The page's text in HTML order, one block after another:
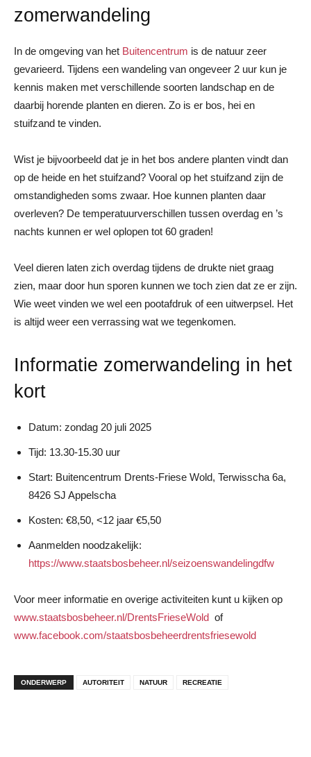
zomerwandeling
In de omgeving van het Buitencentrum is de natuur zeer
gevarieerd. Tijdens een wandeling van ongeveer 2 uur kun je
kennis maken met verschillende soorten landschap en de
daarbij horende planten en dieren. Zo is er bos, hei en
stuifzand te vinden.
Wist je bijvoorbeeld dat je in het bos andere planten vindt dan
op de heide en het stuifzand? Vooral op het stuifzand zijn de
omstandigheden soms zwaar. Hoe kunnen planten daar
overleven? De temperatuurverschillen tussen overdag en ’s
nachts kunnen er wel oplopen tot 60 graden!
Veel dieren laten zich overdag tijdens de drukte niet graag
zien, maar door hun sporen kunnen we toch zien dat ze er zijn.
Wie weet vinden we wel een pootafdruk of een uitwerpsel. Het
is altijd weer een verrassing wat we tegenkomen.
Informatie zomerwandeling in het
kort
Datum: zondag 20 juli 2025
Tijd: 13.30-15.30 uur
Start: Buitencentrum Drents-Friese Wold, Terwisscha 6a,
8426 SJ Appelscha
Kosten: €8,50, <12 jaar €5,50
Aanmelden noodzakelijk:
https://www.staatsbosbeheer.nl/seizoenswandelingdfw
Voor meer informatie en overige activiteiten kunt u kijken op
www.staatsbosbeheer.nl/DrentsFrieseWold of
www.facebook.com/staatsbosbeheerdrentsfriesewold
ONDERWERP AUTORITEIT NATUUR RECREATIE